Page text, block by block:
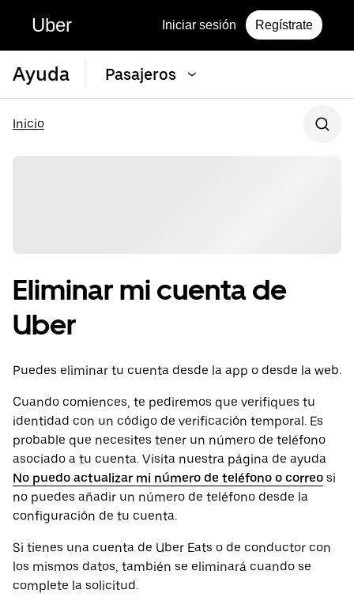
Uber Iniciar sesión Regístrate
Ayuda Pasajeros
Inicio
Eliminar mi cuenta de
Uber
Puedes eliminar tu cuenta desde la app o desde la web.
Cuando comiences, te pediremos que verifiques tu
identidad con un código de verificación temporal. Es
probable que necesites tener un número de teléfono
asociado a tu cuenta. Visita nuestra página de ayuda
No puedo actualizar mi número de teléfono o correo si
no puedes añadir un número de teléfono desde la
configuración de tu cuenta.
Si tienes una cuenta de Uber Eats o de conductor con
los mismos datos, también se eliminará cuando se
complete la solicitud.